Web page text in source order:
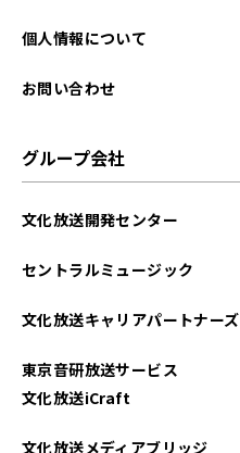
2024年01月
2023年10月
2022年10月
個人情報について
お問い合わせ
グループ会社
文化放送開発センター
セントラルミュージック
文化放送キャリアパートナーズ
東京音研放送サービス
文化放送iCraft
文化放送メディアブリッジ